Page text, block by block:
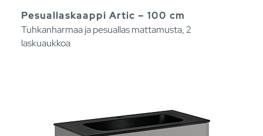
Pesuallaskaappi Artic – 100 cm
Tuhkanharmaa ja pesuallas mattamusta, 2
laskuaukkoa